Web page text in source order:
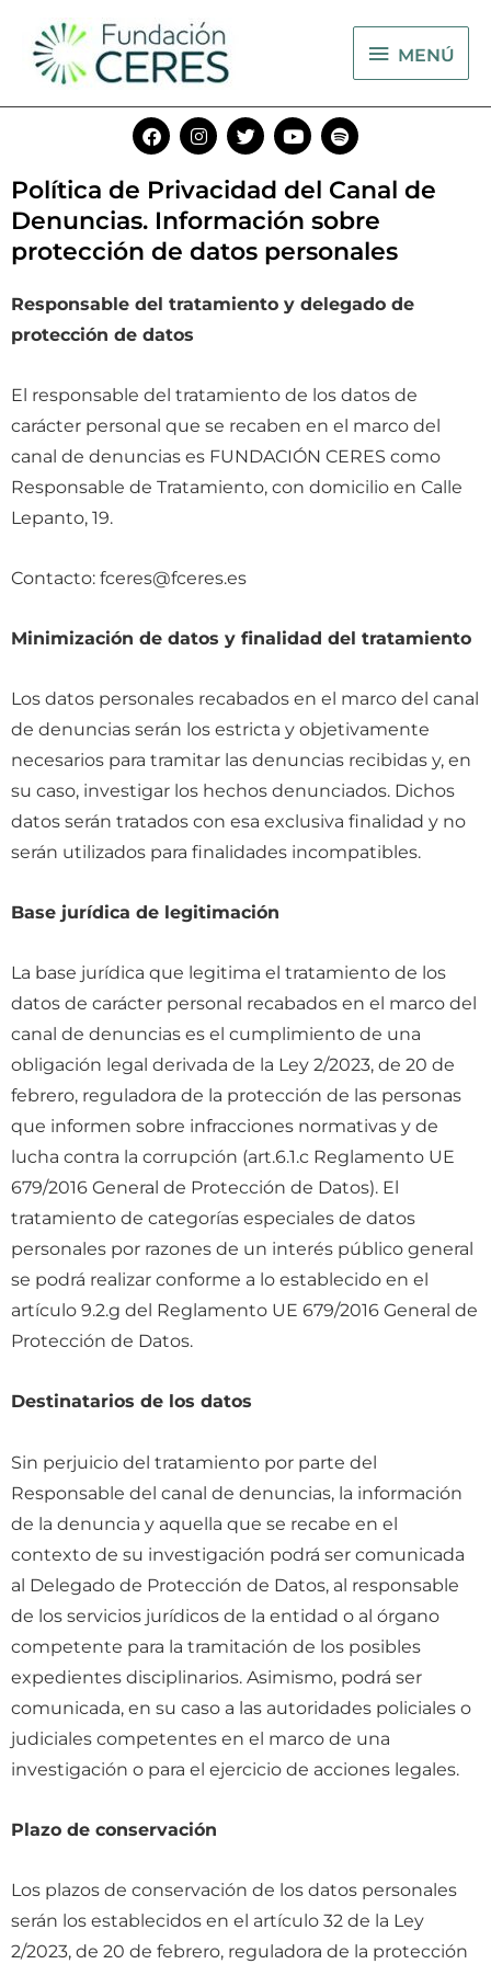
contenido
MENÚ
MENÚ
F
a
e
b
o
k
I
n
t
a
g
r
a
T
w
t
t
e
r
Y
o
t
u
b
S
p
t
i
f
y
Política de Privacidad del Canal de
Denuncias. Información sobre
protección de datos personales
Responsable del tratamiento y delegado de
protección de datos
El responsable del tratamiento de los datos de
carácter personal que se recaben en el marco del
canal de denuncias es FUNDACIÓN CERES como
Responsable de Tratamiento, con domicilio en Calle
Lepanto, 19.
Contacto: fceres@fceres.es
Minimización de datos y finalidad del tratamiento
Los datos personales recabados en el marco del canal
de denuncias serán los estricta y objetivamente
necesarios para tramitar las denuncias recibidas y, en
su caso, investigar los hechos denunciados. Dichos
datos serán tratados con esa exclusiva finalidad y no
serán utilizados para finalidades incompatibles.
Base jurídica de legitimación
La base jurídica que legitima el tratamiento de los
datos de carácter personal recabados en el marco del
canal de denuncias es el cumplimiento de una
obligación legal derivada de la Ley 2/2023, de 20 de
febrero, reguladora de la protección de las personas
que informen sobre infracciones normativas y de
lucha contra la corrupción (art.6.1.c Reglamento UE
679/2016 General de Protección de Datos). El
tratamiento de categorías especiales de datos
personales por razones de un interés público general
se podrá realizar conforme a lo establecido en el
artículo 9.2.g del Reglamento UE 679/2016 General de
Protección de Datos.
Destinatarios de los datos
Sin perjuicio del tratamiento por parte del
Responsable del canal de denuncias, la información
de la denuncia y aquella que se recabe en el
contexto de su investigación podrá ser comunicada
al Delegado de Protección de Datos, al responsable
de los servicios jurídicos de la entidad o al órgano
competente para la tramitación de los posibles
expedientes disciplinarios. Asimismo, podrá ser
comunicada, en su caso a las autoridades policiales o
judiciales competentes en el marco de una
investigación o para el ejercicio de acciones legales.
Plazo de conservación
Los plazos de conservación de los datos personales
serán los establecidos en el artículo 32 de la Ley
2/2023, de 20 de febrero, reguladora de la protección